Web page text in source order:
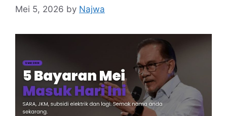
Mei 5, 2026 by Najwa